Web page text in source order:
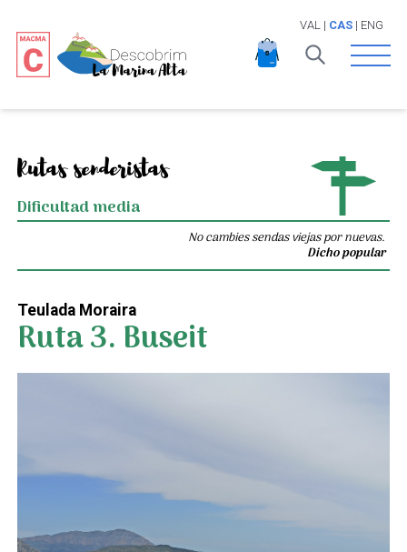
VAL | CAS| ENG
Open
Rutas senderistas
Dificultad media
No cambies sendas viejas por nuevas.
Dicho popular
Teulada Moraira
Ruta 3. Buseit